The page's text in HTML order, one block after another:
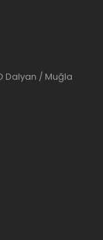
Dalyan / Muğla